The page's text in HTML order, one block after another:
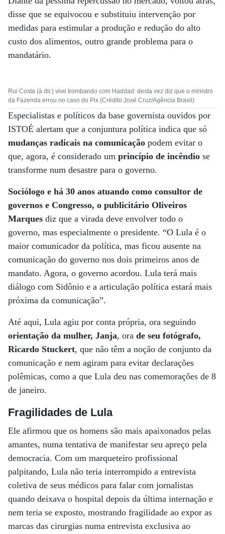
disse que se equivocou e substituiu intervenção por
medidas para estimular a produção e redução do alto
custo dos alimentos, outro grande problema para o
mandatário.
Rui Costa (à dir.) vive trombando com Haddad: desta vez diz que o ministro
da Fazenda errou no caso do Pix (Crédito:José Cruz/Agência Brasil)
Especialistas e políticos da base governista ouvidos por
ISTOÉ alertam que a conjuntura política indica que só
mudanças radicais na comunicação podem evitar o
que, agora, é considerado um princípio de incêndio se
transforme num desastre para o governo.
Sociólogo e há 30 anos atuando como consultor de
governos e Congresso, o publicitário Oliveiros
Marques diz que a virada deve envolver todo o
governo, mas especialmente o presidente. “O Lula é o
maior comunicador da política, mas ficou ausente na
comunicação do governo nos dois primeiros anos de
mandato. Agora, o governo acordou. Lula terá mais
diálogo com Sidônio e a articulação política estará mais
próxima da comunicação”.
Até aqui, Lula agiu por conta própria, ora seguindo
orientação da mulher, Janja, ora de seu fotógrafo,
Ricardo Stuckert, que não têm a noção de conjunto da
comunicação e nem agiram para evitar declarações
polêmicas, como a que Lula deu nas comemorações de 8
de janeiro.
Fragilidades de Lula
Ele afirmou que os homens são mais apaixonados pelas
amantes, numa tentativa de manifestar seu apreço pela
democracia. Com um marqueteiro profissional
palpitando, Lula não teria interrompido a entrevista
coletiva de seus médicos para falar com jornalistas
quando deixava o hospital depois da última internação e
nem teria se exposto, mostrando fragilidade ao expor as
marcas das cirurgias numa entrevista exclusiva ao